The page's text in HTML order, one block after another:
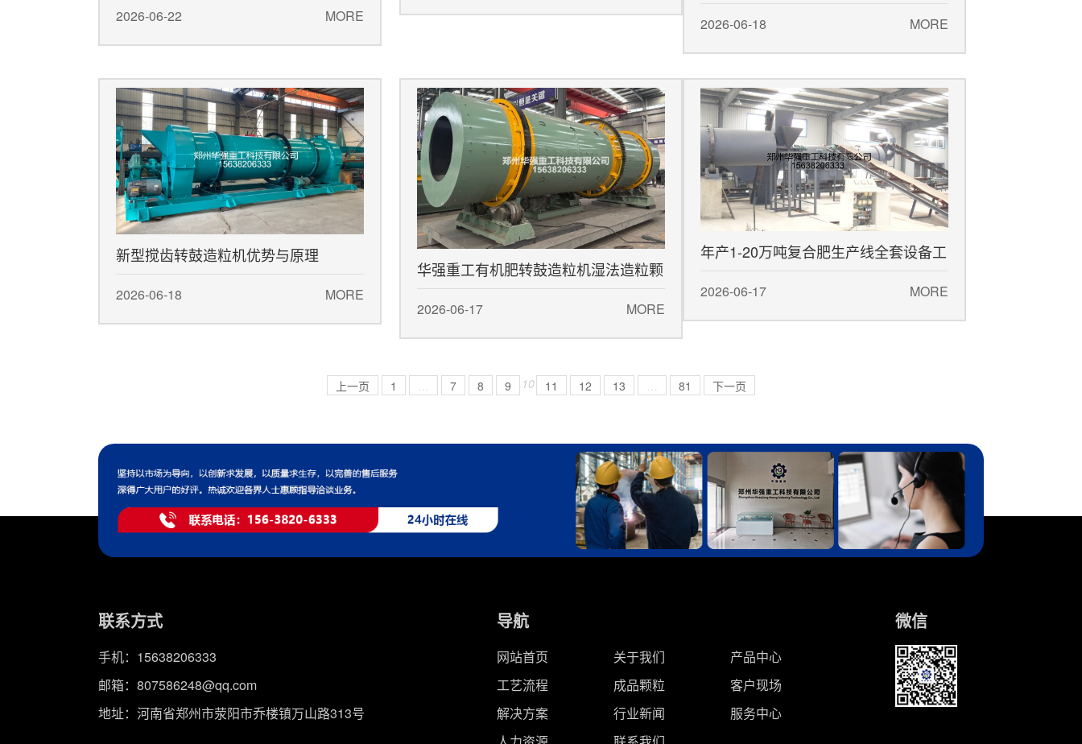
润紧实成品
2026-06-22 MORE
植酸造粒设备详解
2026-06-18 MORE
新型搅齿转鼓造粒机优势与原理
2026-06-18 MORE
华强重工有机肥转鼓造粒机湿法造粒颗
粒圆润均匀
2026-06-17 MORE
年产1-20万吨复合肥生产线全套设备工
艺流程
2026-06-17 MORE
上一页 1 7 8 9 10 11 12 13 81 下一页
联系方式
手机： 15638206333
邮箱： 807586248@qq.com
地址：河南省郑州市荥阳市乔楼镇万山路313号
导航
网站首页 关于我们
产品中心
工艺流程
成品颗粒
客户现场
解决方案
行业新闻
服务中心
微信